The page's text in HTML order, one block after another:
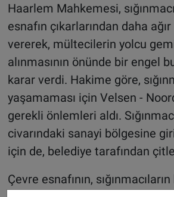
Haarlem Mahkemesi,
esnafın çıkarlarından daha
vererek, mültecilerin yolcu
alınmasının önünde bir engel
karar verdi. Hakime göre,
yaşamaması için Velsen -
gerekli önlemleri aldı.
civarındaki sanayi bölgesine
için de, belediye tarafından
Çevre esnafının,